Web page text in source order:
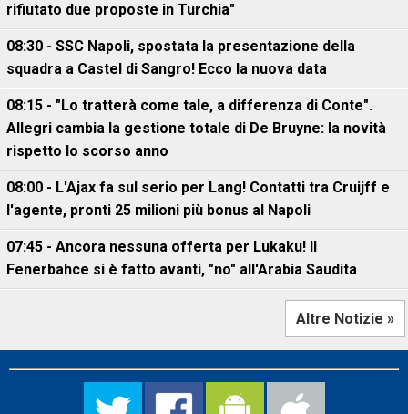
rifiutato due proposte in Turchia"
08:30 - SSC Napoli, spostata la presentazione della
squadra a Castel di Sangro! Ecco la nuova data
08:15 - "Lo tratterà come tale, a differenza di Conte".
Allegri cambia la gestione totale di De Bruyne: la novità
rispetto lo scorso anno
08:00 - L'Ajax fa sul serio per Lang! Contatti tra Cruijff e
l'agente, pronti 25 milioni più bonus al Napoli
07:45 - Ancora nessuna offerta per Lukaku! Il
Fenerbahce si è fatto avanti, "no" all'Arabia Saudita
Altre Notizie »